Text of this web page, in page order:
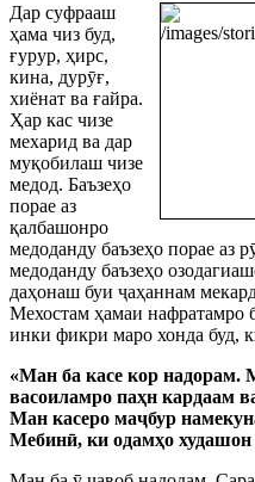
Дар суфрааш
ҳама чиз буд,
ғурур, ҳирс,
кина, дурӯғ,
хиёнат ва ғайра.
Ҳар кас чизе
мехарид ва дар
муқобилаш чизе
медод. Баъзеҳо
порае аз
қалбашонро
медоданду баъзеҳо порае аз р
медоданду баъзеҳо
даҳонаш буи ҷаҳаннам
Мехостам ҳамаи нафратамро
инки фикри маро хонда буд,
«Ман ба касе кор надорам.
васоиламро паҳн кардаам
Ман касеро маҷбур
Мебинӣ, ки одамҳо